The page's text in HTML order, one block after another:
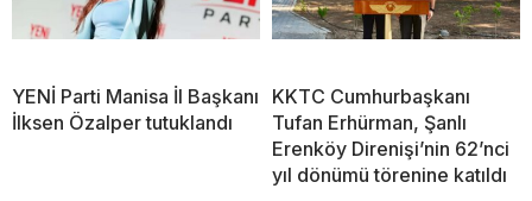
YENİ Parti Manisa İl Başkanı
İlksen Özalper tutuklandı
KKTC Cumhurbaşkanı
Tufan Erhürman, Şanlı
Erenköy Direnişi’nin 62’nci
yıl dönümü törenine katıldı